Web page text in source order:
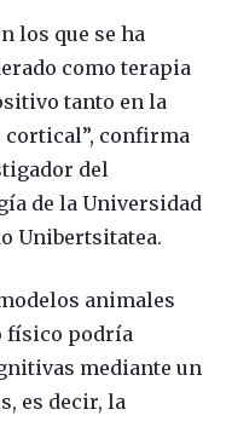
los que se ha
como terapia
tanto en la
confirma
del
de la Universidad
Unibertsitatea.
animales
físico podría
mediante un
es decir, la